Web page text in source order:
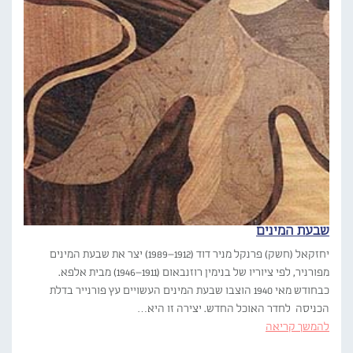
שבעת המינים
יחזקאל (חשק) פרנקל מניר דוד (1912–1989) יצר את שבעת המינים
מפורניר, לפי ציוריו של בנימין רוזנבאום (1911–1946) מבית אלפא.
כבחודש מאי 1940 הוצבו שבעת המינים העשויים עץ פורנייר בדלת
הכניסה לחדר האוכל החדש. יצירה זו היא…
להמשך קריאה